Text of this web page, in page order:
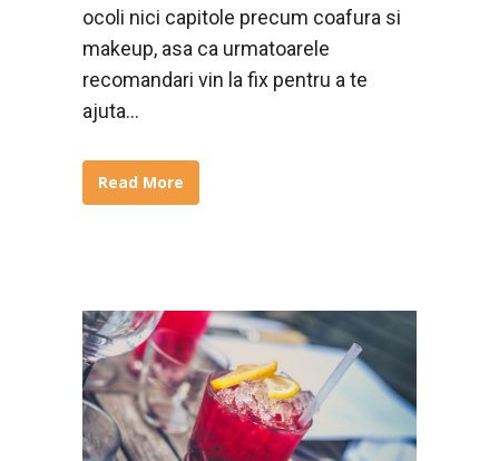
ocoli nici capitole precum coafura si
makeup, asa ca urmatoarele
recomandari vin la fix pentru a te
ajuta...
Read More